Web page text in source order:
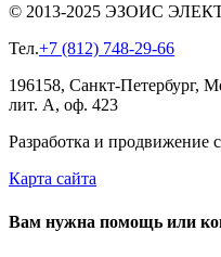
© 2013-2025 ЭЗОИС
Тел.+7 (812) 748-29-66
196158, Санкт-Петербург,
лит. А, оф. 423
Разработка и продвижение
Карта сайта
Вам нужна помощь или